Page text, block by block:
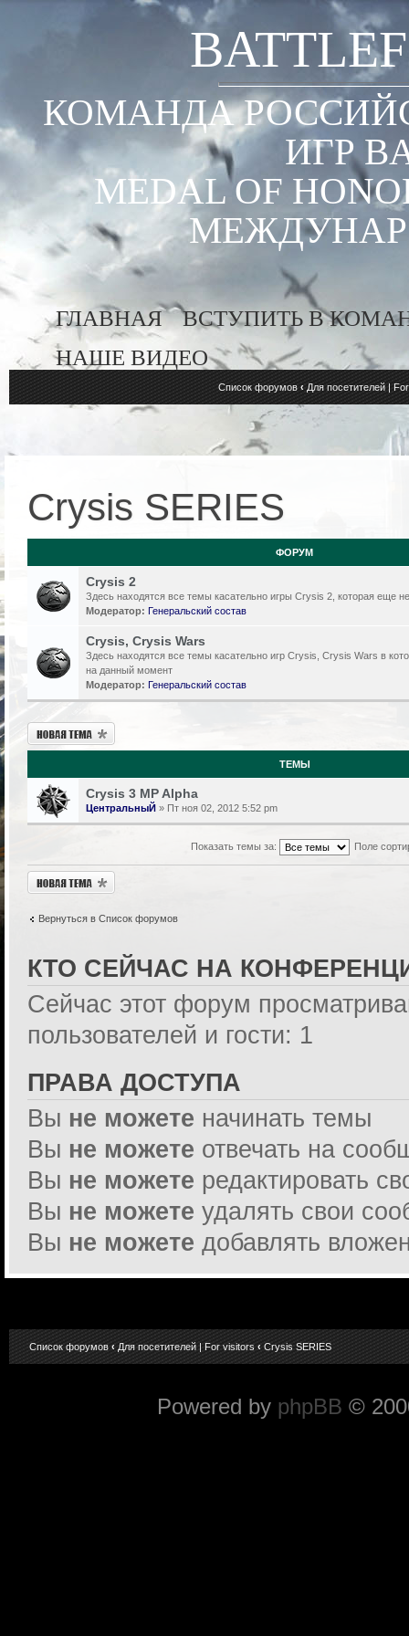
КОМАНДА
ИГР
MEDAL OF
ГЛАВНАЯ
ВСТУПИТЬ В
НАШЕ ВИДЕО
Список форумов ‹ Для посетителей |
Crysis SERIES
ФОРУМ
Crysis 2
Здесь находятся все темы касательно игры Crysis 2, которая еще
Модератор: Генеральский состав
Crysis, Crysis Wars
Здесь находятся все темы касательно игр Crysis, Crysis Wars в
на данный момент
Модератор: Генеральский состав
Новая тема
ТЕМЫ
Crysis 3 MP Alpha
ЦентральныЙ » Пт ноя 02, 2012 5:52 pm
Показать темы за: Поле
Новая тема
Вернуться в Список форумов
КТО СЕЙЧАС НА
Сейчас этот форум
пользователей и гости: 1
ПРАВА ДОСТУПА
Вы не можете начинать темы
Вы не можете отвечать на
Вы не можете редактировать
Вы не можете удалять свои
Вы не можете добавлять
Список форумов ‹ Для посетителей | For visitors ‹ Crysis SERIES
Powered by phpBB ©